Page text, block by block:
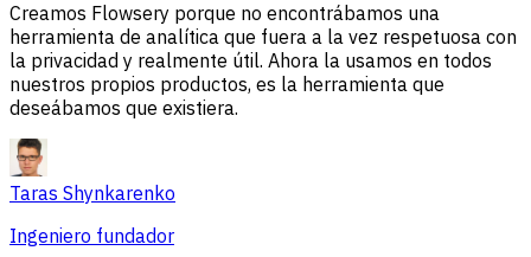
Creamos Flowsery porque no encontrábamos una
herramienta de analítica que fuera a la vez respetuosa con
la privacidad y realmente útil. Ahora la usamos en todos
nuestros propios productos, es la herramienta que
deseábamos que existiera.
Taras Shynkarenko
Ingeniero fundador